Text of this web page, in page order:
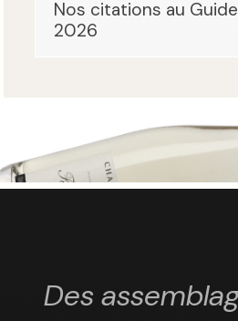
Nos citations au
2026
Des